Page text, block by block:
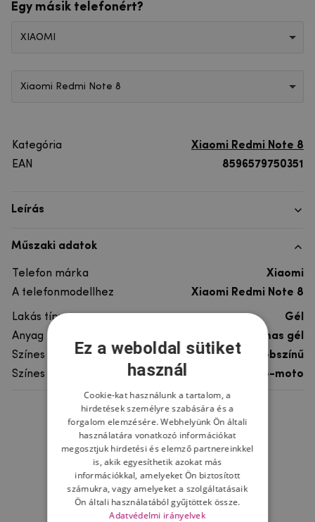
Egy másik telefonért?
XIAOMI
Xiaomi Redmi Note 8
Kategória
Xiaomi Redmi Note 8
EAN
8596579750351
Leírás
Műszaki adatok
Telefon márka
Xiaomi
A telefonmodellhez
Xiaomi Redmi Note 8
Lakás típusa
Gél
Anyag
rugalmas gél
Színes
többszínű
Színes motívum
Auto-moto
Ne felejtsd el
Ez a weboldal sütiket
használ
Cookie-kat használunk a tartalom, a
hirdetések személyre szabására és a
forgalom elemzésére. Webhelyünk Ön általi
használatára vonatkozó információkat
megosztjuk hirdetési és elemző partnereinkkel
is, akik egyesíthetik azokat más
információkkal, amelyeket Ön biztosított
számukra, vagy amelyeket a szolgáltatásaik
Ön általi használatából gyűjtöttek össze.
Adatvédelmi irányelvek